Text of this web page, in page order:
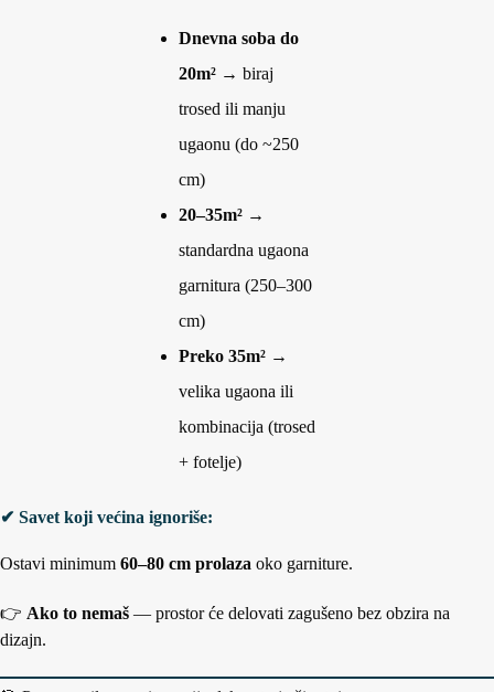
Dnevna soba do
20m²→ biraj
trosed ili manju
ugaonu (do ~250
cm)
20–35m²→
standardna ugaona
garnitura (250–300
cm)
Preko 35m²→
velika ugaona ili
kombinacija (trosed
+ fotelje)
✔ Savet koji većina ignoriše:
Ostavi minimum 60–80 cm prolaza oko garniture.
👉 Ako to nemaš — prostor će delovati zagušeno bez obzira na
dizajn.